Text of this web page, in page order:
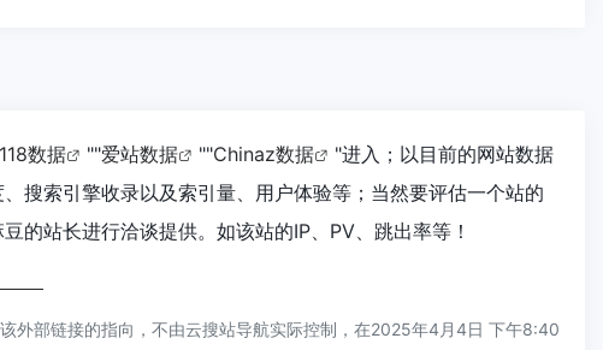
数据 ""爱站数据 ""Chinaz数据
"进入；以目前的网站数据
搜索引擎收录以及索引量、用户体验等；当然要评估一个站的
的站长进行洽谈提供。如该站的IP、PV、跳出率等！
外部链接的指向，不由云搜站导航实际控制，在2025年4月4日 下午8:40